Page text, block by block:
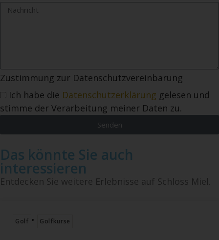
Zustimmung zur Datenschutzvereinbarung
Ich habe die Datenschutzerklärung gelesen und
stimme der Verarbeitung meiner Daten zu.
Senden
Das könnte Sie auch
interessieren
Entdecken Sie weitere Erlebnisse auf Schloss Miel.
Golf • Golfkurse